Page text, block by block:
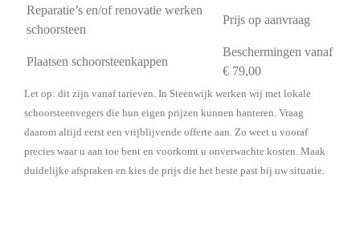
Reparatie’s en/of renovatie werken
schoorsteen
Prijs op aanvraag
Plaatsen schoorsteenkappen
Beschermingen vanaf
€ 79,00
Let op: dit zijn vanaf tarieven. In Steenwijk werken wij met lokale
schoorsteenvegers die hun eigen prijzen kunnen hanteren. Vraag
daarom altijd eerst een vrijblijvende offerte aan. Zo weet u vooraf
precies waar u aan toe bent en voorkomt u onverwachte kosten. Maak
duidelijke afspraken en kies de prijs die het beste past bij uw situatie.